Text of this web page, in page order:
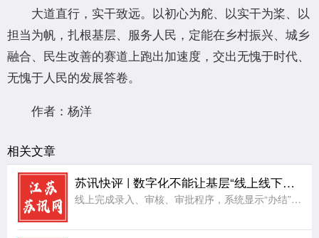
大道直行，实干致远。以初心为舵、以实干为桨、以
担当为帆，扎根基层、服务人民，定能在乡村振兴、城乡
融合、民生改善的赛道上跑出加速度，交出无愧于时代、
无愧于人民的发展答卷。
作者：杨洋
相关文章
苏讯快评 | 数字化不能让基层“线上线下各走一遍”
线上完成录入、审核、审批程序，系统显示“办结”，而线下却还要把同样的材料打印出来，逐页签字、盖章、装订和归档。群众和企业在线上提交了一次材料，基层工作人员却要在系统和纸张之间再重复一遍。这是数字化没有